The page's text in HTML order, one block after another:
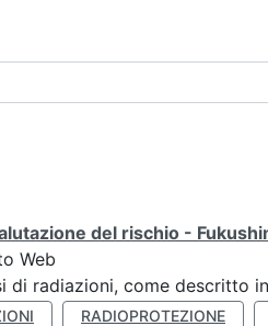
del rischio -
Web
di radiazioni, come descritto
RADIOPROTEZIONE